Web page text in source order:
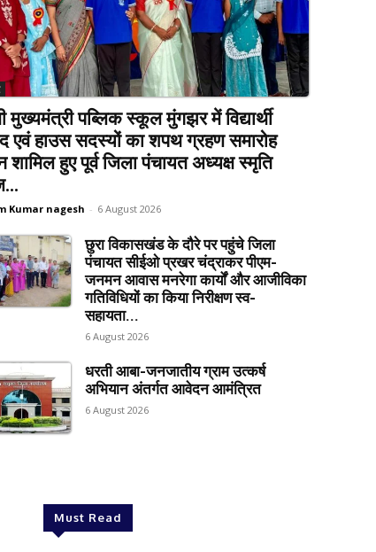
मुख्यमंत्री पब्लिक स्कूल मुंगझर में विद्यार्थी
एवं हाउस सदस्यों का शपथ ग्रहण समारोह
शामिल हुए पूर्व जिला पंचायत अध्यक्ष स्मृति
Kumar nagesh - 6 August 2026
छुरा विकासखंड के दौरे पर पहुंचे जिला
पंचायत सीईओ प्रखर चंद्राकर पीएम-
जनमन आवास मनरेगा कार्यों और आजीविका
गतिविधियों का किया निरीक्षण स्व-
सहायता...
6 August 2026
धरती आबा-जनजातीय ग्राम उत्कर्ष
अभियान अंतर्गत आवेदन आमंत्रित
6 August 2026
Must Read